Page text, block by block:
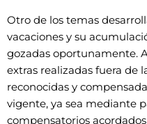
Otro de los temas
vacaciones y su
gozadas oportunamente.
extras realizadas fuera de
reconocidas y
vigente, ya sea mediante
compensatorios